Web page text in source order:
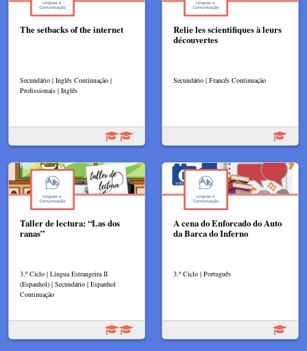
The setbacks of the internet
Secundário | Inglês Continuação |
Profissionais | Inglês
Relie les scientifiques à leurs
découvertes
Secundário | Francês Continuação
Taller de lectura: “Las dos
ranas”
3.º Ciclo | Língua Estrangeira II
(Espanhol) | Secundário | Espanhol
Continuação
A cena do Enforcado do Auto
da Barca do Inferno
3.º Ciclo | Português